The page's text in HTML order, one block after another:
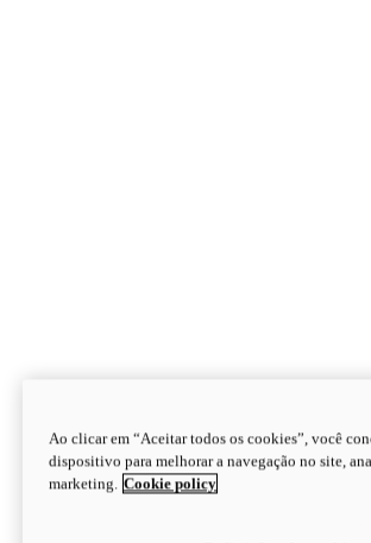
Ao clicar em “Aceitar todos os cookies”, você
dispositivo para melhorar a navegação no site,
marketing. Cookie policy